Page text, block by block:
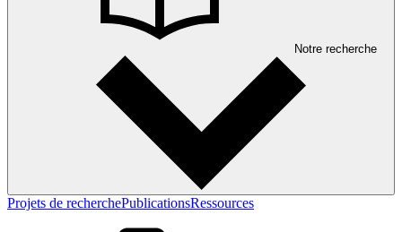
Notre recherche
Projets de recherchePublicationsRessources